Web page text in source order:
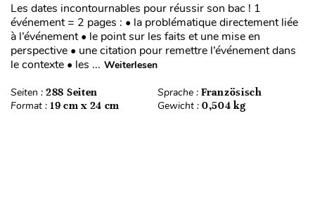
Les dates incontournables pour réussir son bac ! 1
événement = 2 pages : • la problématique directement liée
à l’événement • le point sur les faits et une mise en
perspective • une citation pour remettre l’événement dans
le contexte • les ... Weiterlesen
Seiten : 288 Seiten Sprache : Französisch
Format : 19 cm x 24 cm Gewicht : 0,504 kg